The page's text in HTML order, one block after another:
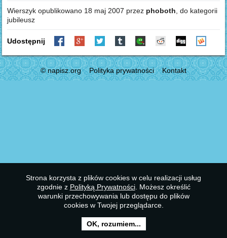
Wierszyk opublikowano 18 maj 2007 przez phoboth , do kategorii
jubileusz
Udostępnij
© napisz.org Polityka prywatności Kontakt
Strona korzysta z plików cookies w celu realizacji usług
zgodnie z Polityką Prywatności. Możesz określić
warunki przechowywania lub dostępu do plików
cookies w Twojej przeglądarce.
OK, rozumiem...